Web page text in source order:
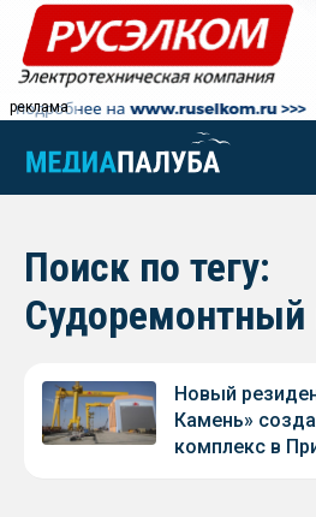
реклама
Поиск по тегу:
Судоремонтный
Новый
Камень»
комплекс в